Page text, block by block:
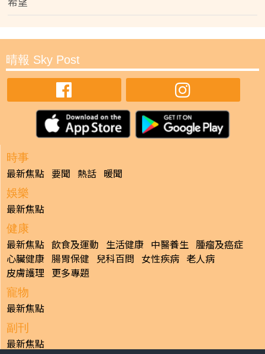
晴報 Sky Post
時事
最新焦點 要聞 熱話 暖聞
娛樂
最新焦點
健康
最新焦點 飲食及運動 生活健康 中醫養生 腫瘤及癌症
心臟健康 腸胃保健 兒科百問 女性疾病 老人病
皮膚護理 更多專題
寵物
最新焦點
副刊
最新焦點